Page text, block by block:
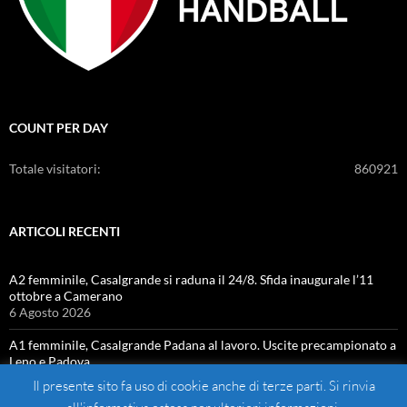
COUNT PER DAY
860921
Totale visitatori:
ARTICOLI RECENTI
A2 femminile, Casalgrande si raduna il 24/8. Sfida inaugurale l’11
ottobre a Camerano
6 Agosto 2026
A1 femminile, Casalgrande Padana al lavoro. Uscite precampionato a
Leno e Padova
4 Agosto 2026
Il presente sito fa uso di cookie anche di terze parti. Si rinvia